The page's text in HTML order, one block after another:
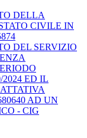
DELLA
CIVILE IN
DEL SERVIZIO
2024 ED IL
AD UN
- CIG